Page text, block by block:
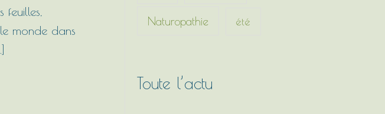
feuilles,
monde dans
Naturopathie été
Toute l’actu